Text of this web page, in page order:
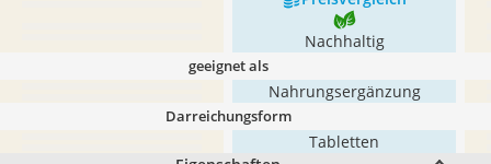
Nachhaltig
geeignet als
Nahrungsergänzung
Darreichungsform
Tabletten